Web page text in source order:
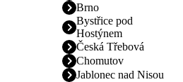
Brno
Bystřice pod
Hostýnem
Česká Třebová
Chomutov
Jablonec nad Nisou